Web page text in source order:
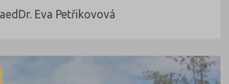
Eva Petřikovová